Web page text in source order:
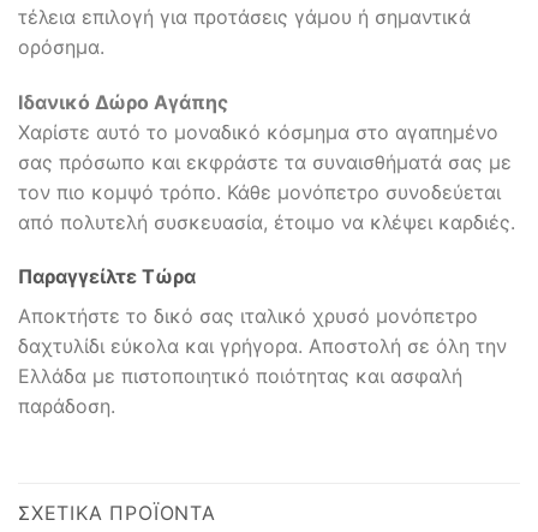
τέλεια επιλογή για προτάσεις γάμου ή σημαντικά
ορόσημα.
Ιδανικό Δώρο Αγάπης
Χαρίστε αυτό το μοναδικό κόσμημα στο αγαπημένο
σας πρόσωπο και εκφράστε τα συναισθήματά σας με
τον πιο κομψό τρόπο. Κάθε μονόπετρο συνοδεύεται
από πολυτελή συσκευασία, έτοιμο να κλέψει καρδιές.
Παραγγείλτε Τώρα
Αποκτήστε το δικό σας ιταλικό χρυσό μονόπετρο
δαχτυλίδι εύκολα και γρήγορα. Αποστολή σε όλη την
Ελλάδα με πιστοποιητικό ποιότητας και ασφαλή
παράδοση.
ΣΧΕΤΙΚΆ ΠΡΟΪΌΝΤΑ